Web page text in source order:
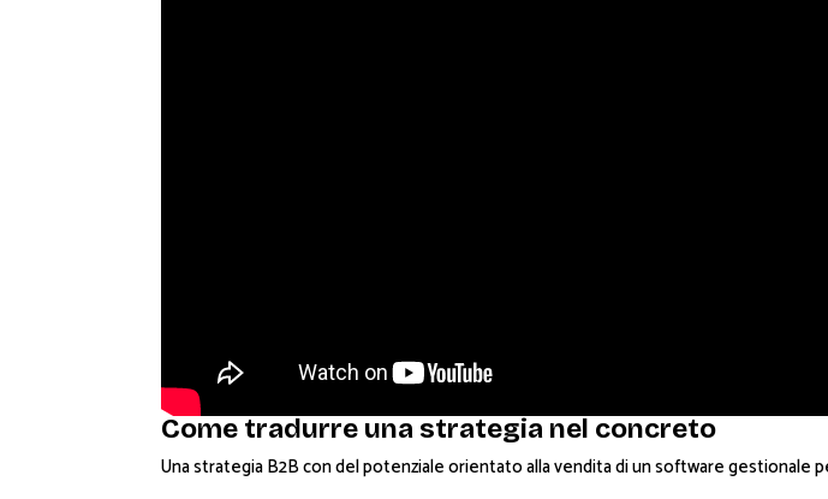
Come tradurre una strategia nel concreto
Una strategia B2B con del potenziale orientato alla vendita di un software gestionale